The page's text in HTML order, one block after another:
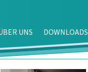
UNS DOWNLOADS